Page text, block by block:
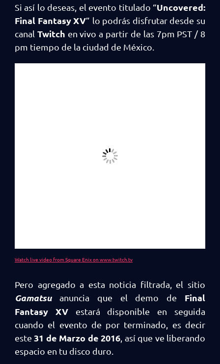
Si así lo deseas, el evento titulado “Uncovered:
Final Fantasy XV” lo podrás disfrutar desde su
canal Twitch en vivo a partir de las 7pm PST / 8
pm tiempo de la ciudad de México.
Watch live video from Square Enix on www.twitch.tv
Pero agregado a esta noticia filtrada, el sitio
Gamatsuanuncia que el demo de Final
Fantasy XVestará disponible en seguida
cuando el evento de por terminado, es decir
este 31 de Marzo de 2016 , así que ve liberando
espacio en tu disco duro.